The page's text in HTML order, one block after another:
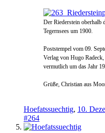
Der Riederstein oberhalb
Tegernsees um 1900.
Poststempel vom 09. Se
Verlag von Hugo
vermutlich um das Jahr
Grüße, Christian aus
Hoefatssuechtig, 10.
#264